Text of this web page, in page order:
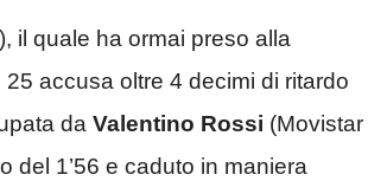
il quale ha ormai preso alla
accusa oltre 4 decimi di ritardo
da Valentino Rossi (Movistar
del 1’56 e caduto in maniera